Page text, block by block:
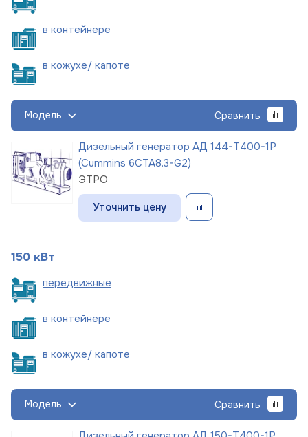
в контейнере
в кожухе/ капоте
Модель Сравнить
Дизельный генератор АД 144-Т400-1Р
(Cummins 6CTA8.3-G2)
ЭТРО
Уточнить цену
150 кВт
передвижные
в контейнере
в кожухе/ капоте
Модель Сравнить